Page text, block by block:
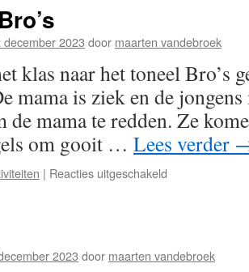
december 2023 door maarten vandebroek
klas naar het toneel Bro’s
mama is ziek en de
de mama te redden. Ze
om gooit … Lees verder
| Reacties uitgeschakeld
2023 door maarten vandebroek